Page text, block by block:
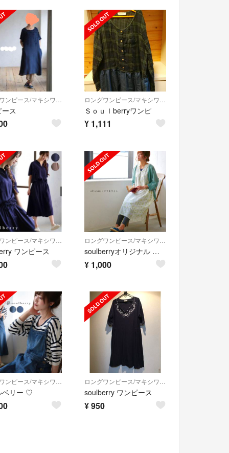
ス Ｓｏｕｌberryワンピ
¥ 1,111
ロングワンピース/マキシワンピース
ワンピース
ロングワンピース/マキシワンピース
soulberryオリジナル ♡ミモザ柄のワンピース 白
¥ 1,000
ベリー ♡ soulberry ワンピース
¥950